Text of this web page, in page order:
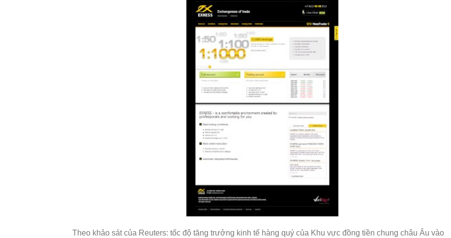
Theo khảo sát của Reuters: tốc độ tăng trưởng kinh tế hàng quý của Khu vực đồng tiền chung châu Âu vào